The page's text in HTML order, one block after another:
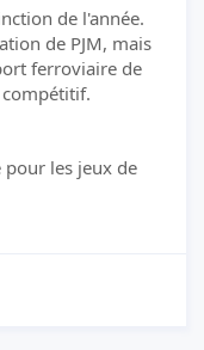
de l'année.
de PJM, mais
ferroviaire de